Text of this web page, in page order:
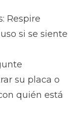
Respire
si se siente
su placa o
quién está